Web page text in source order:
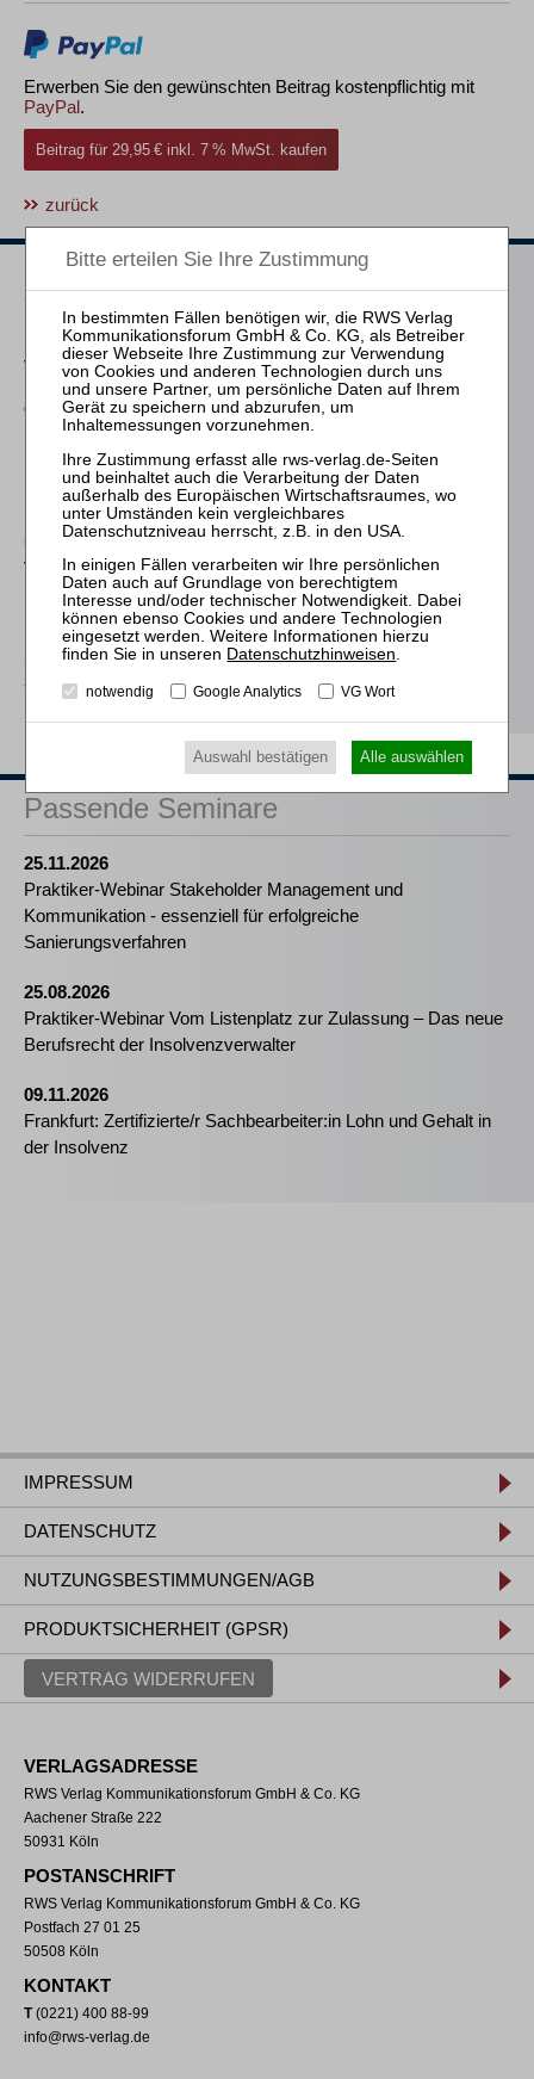
Erwerben Sie den gewünschten Beitrag kostenpflichtig mit
PayPal.
Beitrag für 29,95 € inkl. 7 % MwSt. kaufen
zurück
Passende Bücher
Haak
Verträge mit
Personenmehrheiten in
der Insolvenz
Klostermann
Die absolute und die
relative Vorrangregel im
Recht der
tion
Frind (Hrsg.)
Best Practice Insolvenz-
Sanierungsverwaltung
Passende Seminare
25.11.2026
Praktiker-Webinar Stakeholder Management und
Kommunikation - essenziell für erfolgreiche
Sanierungsverfahren
25.08.2026
Praktiker-Webinar Vom Listenplatz zur Zulassung – Das neue
Berufsrecht der Insolvenzverwalter
09.11.2026
Frankfurt: Zertifizierte/r Sachbearbeiter:in Lohn und Gehalt in
der Insolvenz
IMPRESSUM
DATENSCHUTZ
NUTZUNGSBESTIMMUNGEN/AGB
PRODUKTSICHERHEIT (GPSR)
VERTRAG WIDERRUFEN
VERLAGSADRESSE
RWS Verlag Kommunikationsforum GmbH & Co. KG
Aachener Straße 222
50931 Köln
POSTANSCHRIFT
RWS Verlag Kommunikationsforum GmbH & Co. KG
Postfach 27 01 25
50508 Köln
KONTAKT
T(0221) 400 88-99
info@rws-verlag.de
Datenschutzhinweisen.
notwendig Google Analytics VG Wort
Auswahl bestätigen Alle auswählen